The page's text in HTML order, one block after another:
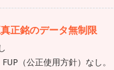
正銘のデータ無制限
（公正使用方針）なし。